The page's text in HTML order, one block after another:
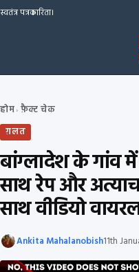
Skip to content
स्वतंत्र पत्रकारिता।
होम› फ़ैक्ट चेक
ग़लत
बांग्लादेश के गांव
साथ रेप और
साथ वीडियो
Ankita Mahalanobish11th